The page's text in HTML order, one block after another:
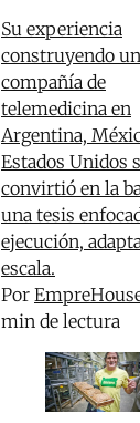
Su experiencia
construyendo
compañía de
telemedicina en
Argentina,
Estados Unidos
convirtió en la
una tesis
ejecución,
escala.
Por
min de lectura